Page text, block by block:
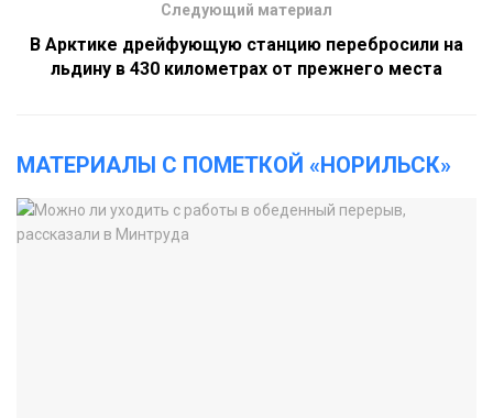
Следующий материал
В Арктике дрейфующую станцию перебросили на
льдину в 430 километрах от прежнего места
МАТЕРИАЛЫ С ПОМЕТКОЙ «НОРИЛЬСК»